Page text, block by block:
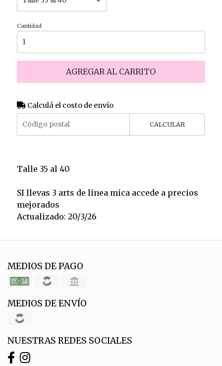
Cantidad
AGREGAR AL CARRITO
Calculá el costo de envío
CALCULAR
Talle 35 al 40
SI llevas 3 arts de linea mica accede a precios
mejorados
Actualizado: 20/3/26
MEDIOS DE PAGO
MEDIOS DE ENVÍO
NUESTRAS REDES SOCIALES